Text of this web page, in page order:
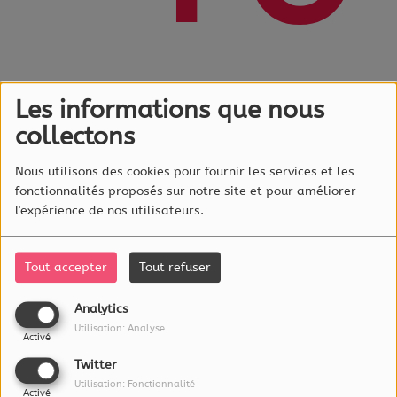
Les informations que nous
collectons
Nous utilisons des cookies pour fournir les services et les
fonctionnalités proposés sur notre site et pour améliorer
l'expérience de nos utilisateurs.
Tout accepter Tout refuser
Analytics
Activé
Utilisation: Analyse
Twitter
Activé
Utilisation: Fonctionnalité
Oups, vous
avez
rencontré une
erreur.
Il semble que la page que
vous recherchez n’existe plus.